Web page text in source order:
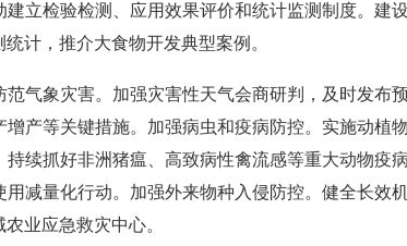
立检验检测、应用效果评价和统计监测制度。建
计，推介大食物开发典型案例。
象灾害。加强灾害性天气会商研判，及时发布
产等关键措施。加强病虫和疫病防控。实施动植
续抓好非洲猪瘟、高致病性禽流感等重大动物疫
减量化行动。加强外来物种入侵防控。健全长效
业应急救灾中心。